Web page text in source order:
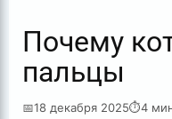
Почему
пальцы
📅18 декабря 2025⏱4